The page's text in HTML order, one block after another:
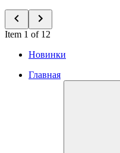
Item 1 of 12
Новинки
Главная